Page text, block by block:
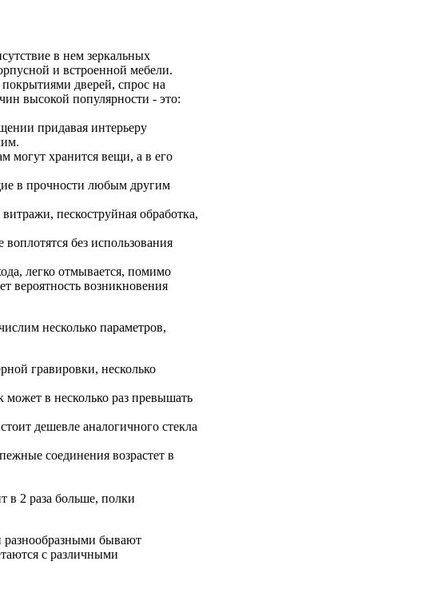
в нем зеркальных
и встроенной мебели.
дверей, спрос на
высокой популярности - это:
придавая интерьеру
могут хранится вещи, а в его
в прочности любым другим
пескоструйная обработка,
без использования
легко отмывается, помимо
вероятность возникновения
несколько параметров,
гравировки, несколько
в несколько раз превышать
дешевле аналогичного стекла
соединения возрастет в
в 2 раза больше, полки
бывают
с различными